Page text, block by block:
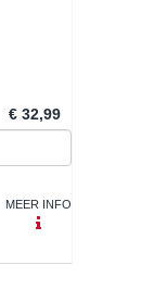
€ 32,99
MEER INFO